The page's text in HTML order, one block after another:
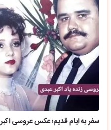
سفر به ایام قدیم؛ عکس عروسی اکبر